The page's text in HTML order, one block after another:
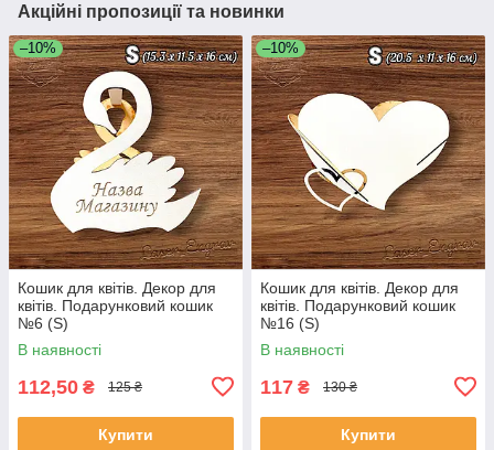
Акційні пропозиції та новинки
–10%
Кошик для квітів. Декор для
квітів. Подарунковий кошик
№6 (S)
В наявності
112,50 ₴ 125 ₴
Купити
–10%
Кошик для квітів. Декор для
квітів. Подарунковий кошик
№16 (S)
В наявності
117 ₴ 130 ₴
Купити